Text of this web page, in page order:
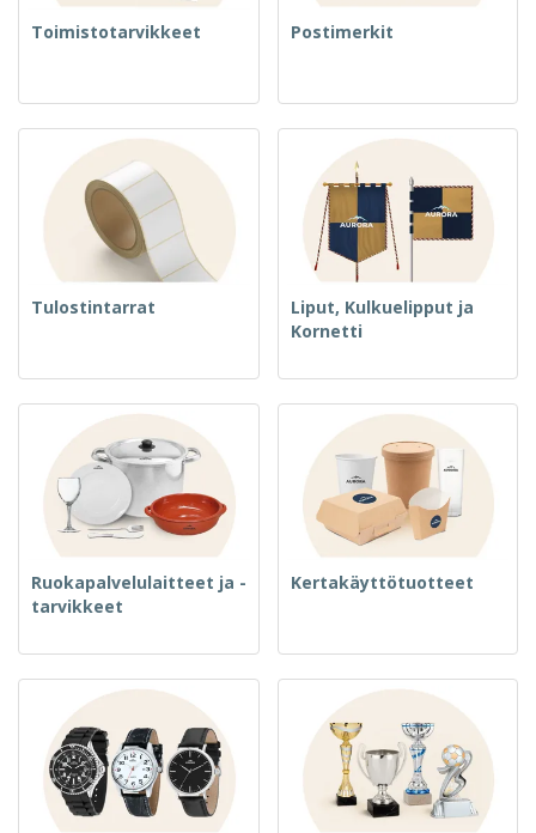
Toimistotarvikkeet Postimerkit
Tulostintarrat
Liput, Kulkuelipput ja
Kornetti
Ruokapalvelulaitteet ja -
tarvikkeet
Kertakäyttötuotteet